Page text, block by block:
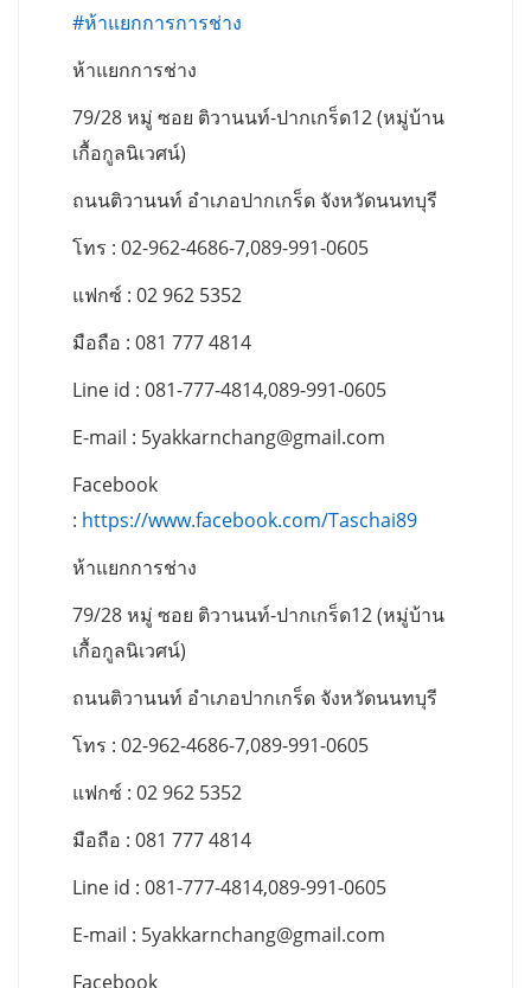
#ห้าแยกการการช่าง
ห้าแยกการช่าง
79/28 หมู่ ซอย ติวานนท์-ปากเกร็ด12 (หมู่บ้าน
เกื้อกูลนิเวศน์)
ถนนติวานนท์ อำเภอปากเกร็ด จังหวัดนนทบุรี
โทร : 02-962-4686-7,089-991-0605
แฟกซ์ : 02 962 5352
มือถือ : 081 777 4814
Line id : 081-777-4814,089-991-0605
E-mail : 5yakkarnchang@gmail.com
Facebook
: https://www.facebook.com/Taschai89
ห้าแยกการช่าง
79/28 หมู่ ซอย ติวานนท์-ปากเกร็ด12 (หมู่บ้าน
เกื้อกูลนิเวศน์)
ถนนติวานนท์ อำเภอปากเกร็ด จังหวัดนนทบุรี
โทร : 02-962-4686-7,089-991-0605
แฟกซ์ : 02 962 5352
มือถือ : 081 777 4814
Line id : 081-777-4814,089-991-0605
E-mail : 5yakkarnchang@gmail.com
Facebook